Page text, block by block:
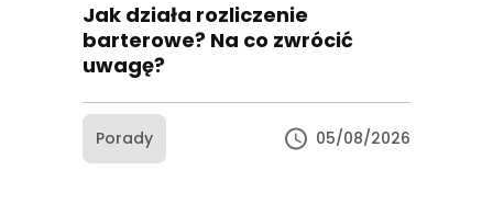
Jak działa rozliczenie
barterowe? Na co zwrócić
uwagę?
Porady 05/08/2026